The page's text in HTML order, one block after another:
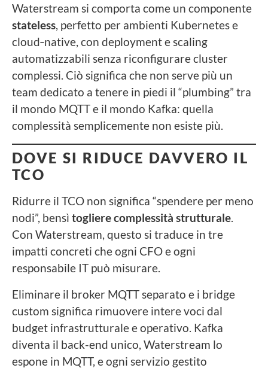
Waterstream si comporta come un componente
stateless, perfetto per ambienti Kubernetes e
cloud‑native, con deployment e scaling
automatizzabili senza riconfigurare cluster
complessi. Ciò significa che non serve più un
team dedicato a tenere in piedi il “plumbing” tra
il mondo MQTT e il mondo Kafka: quella
complessità semplicemente non esiste più.
DOVE SI RIDUCE DAVVERO IL
TCO
Ridurre il TCO non significa “spendere per meno
nodi”, bensì togliere complessità strutturale.
Con Waterstream, questo si traduce in tre
impatti concreti che ogni CFO e ogni
responsabile IT può misurare.
Eliminare il broker MQTT separato e i bridge
custom significa rimuovere intere voci dal
budget infrastrutturale e operativo. Kafka
diventa il back-end unico, Waterstream lo
espone in MQTT, e ogni servizio gestito